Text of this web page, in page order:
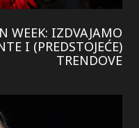
WEEK: IZDVAJAMO
I (PREDSTOJEĆE)
TRENDOVE